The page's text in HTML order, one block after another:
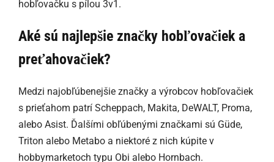
hobľovačku s pílou 3v1.
Aké sú najlepšie značky hobľovačiek a
preťahovačiek?
Medzi najobľúbenejšie značky a výrobcov hobľovačiek
s prieťahom patrí Scheppach, Makita, DeWALT, Proma,
alebo Asist. Ďalšími obľúbenými značkami sú Güde,
Triton alebo Metabo a niektoré z nich kúpite v
hobbymarketoch typu Obi alebo Hornbach.